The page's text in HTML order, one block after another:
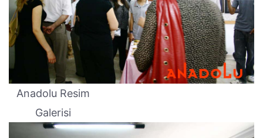
Anadolu Resim
Galerisi